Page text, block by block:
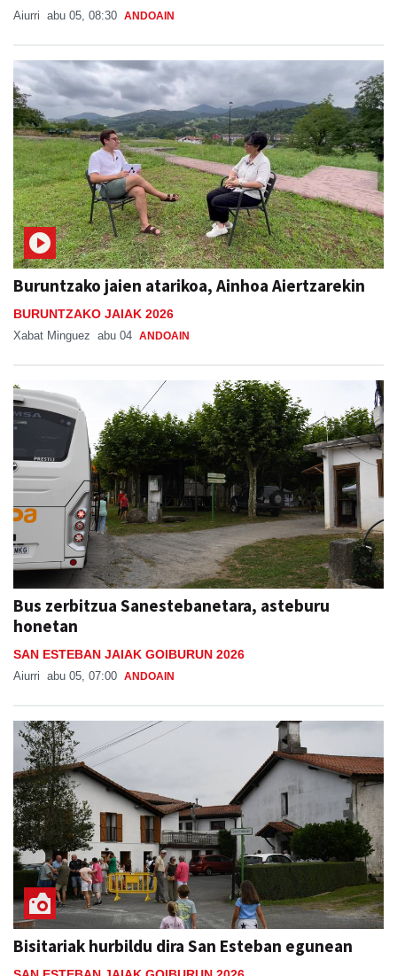
Aiurri abu 05, 08:30 ANDOAIN
Buruntzako jaien atarikoa, Ainhoa Aiertzarekin
BURUNTZAKO JAIAK 2026
Xabat Minguez abu 04 ANDOAIN
Bus zerbitzua Sanestebanetara, asteburu
honetan
SAN ESTEBAN JAIAK GOIBURUN 2026
Aiurri abu 05, 07:00 ANDOAIN
Bisitariak hurbildu dira San Esteban egunean